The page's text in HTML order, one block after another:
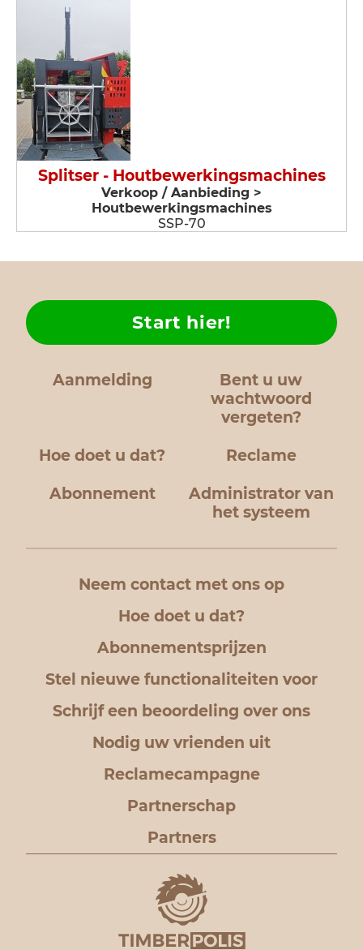
Splitser - Houtbewerkingsmachines
Verkoop / Aanbieding >
Houtbewerkingsmachines
SSP-70
Aanmelding
Bent u uw
wachtwoord
vergeten?
Hoe doet u dat?
Start hier!
Reclame
Abonnement
Administrator van
het systeem
Neem contact met ons op
Hoe doet u dat?
Abonnementsprijzen
Stel nieuwe functionaliteiten voor
Schrijf een beoordeling over ons
Nodig uw vrienden uit
Reclamecampagne
Partnerschap
Partners